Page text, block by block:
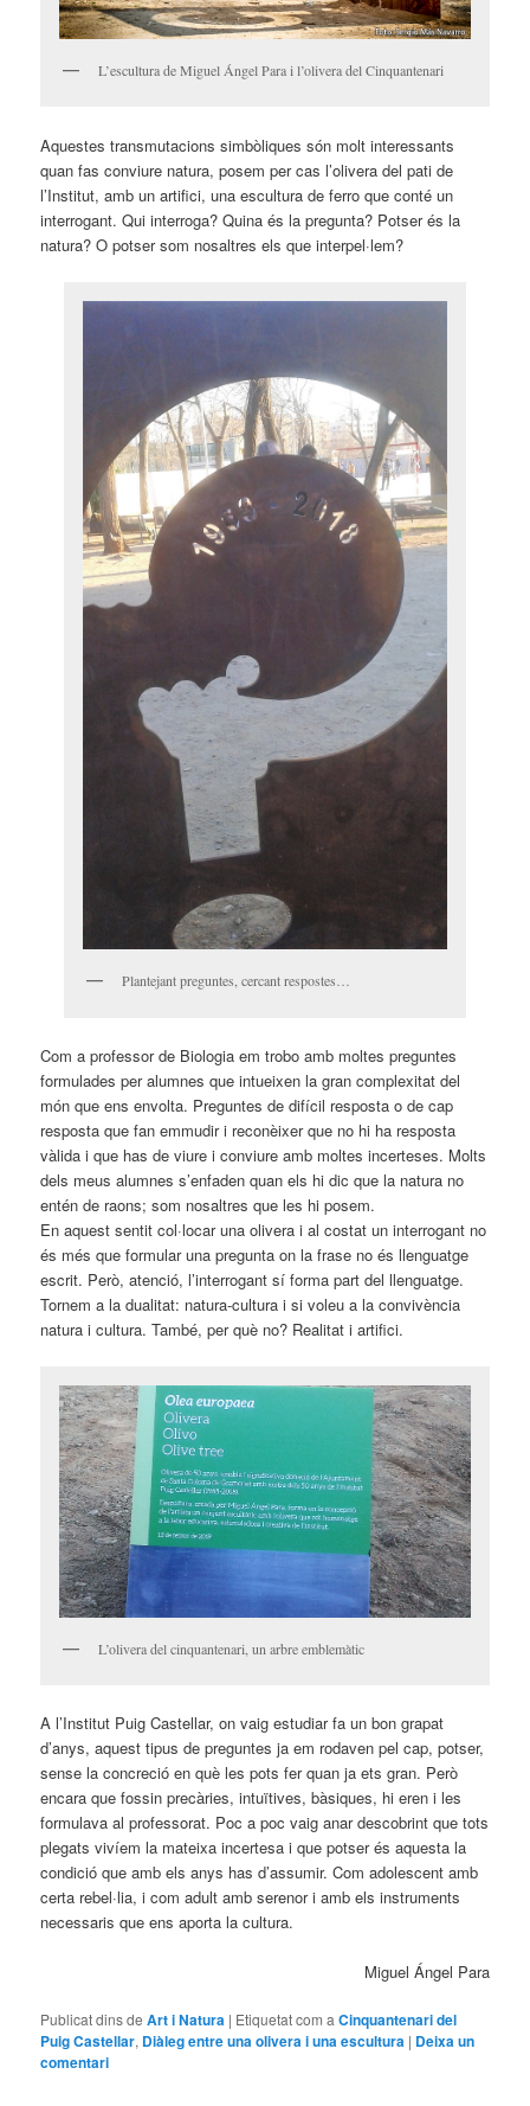
L’escultura de Miguel Ángel Para i l’olivera del Cinquantenari
Aquestes transmutacions simbòliques són molt interessants
quan fas conviure natura, posem per cas l’olivera del pati de
l’Institut, amb un artifici, una escultura de ferro que conté un
interrogant. Qui interroga? Quina és la pregunta? Potser és la
natura? O potser som nosaltres els que interpel·lem?
Plantejant preguntes, cercant respostes…
Com a professor de Biologia em trobo amb moltes preguntes
formulades per alumnes que intueixen la gran complexitat del
món que ens envolta. Preguntes de difícil resposta o de cap
resposta que fan emmudir i reconèixer que no hi ha resposta
vàlida i que has de viure i conviure amb moltes incerteses. Molts
dels meus alumnes s’enfaden quan els hi dic que la natura no
entén de raons; som nosaltres que les hi posem.
En aquest sentit col·locar una olivera i al costat un interrogant no
és més que formular una pregunta on la frase no és llenguatge
escrit. Però, atenció, l’interrogant sí forma part del llenguatge.
Tornem a la dualitat: natura-cultura i si voleu a la convivència
natura i cultura. També, per què no? Realitat i artifici.
L’olivera del cinquantenari, un arbre emblemàtic
A l’Institut Puig Castellar, on vaig estudiar fa un bon grapat
d’anys, aquest tipus de preguntes ja em rodaven pel cap, potser,
sense la concreció en què les pots fer quan ja ets gran. Però
encara que fossin precàries, intuïtives, bàsiques, hi eren i les
formulava al professorat. Poc a poc vaig anar descobrint que tots
plegats vivíem la mateixa incertesa i que potser és aquesta la
condició que amb els anys has d’assumir. Com adolescent amb
certa rebel·lia, i com adult amb serenor i amb els instruments
necessaris que ens aporta la cultura.
Miguel Ángel Para
Publicat dins de Art i Natura | Etiquetat com a Cinquantenari del
Puig Castellar, Diàleg entre una olivera i una escultura | Deixa un
comentari